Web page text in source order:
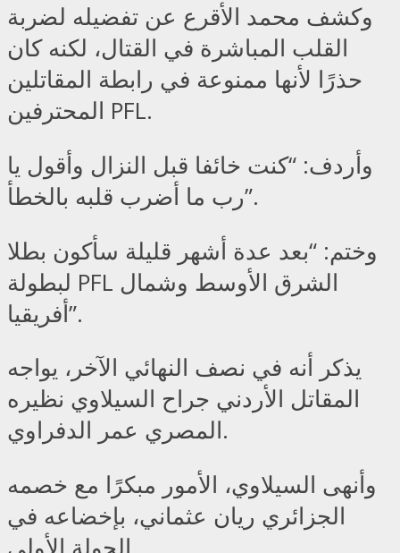
وكشف محمد الأقرع عن تفضيله لضربة
القلب المباشرة في القتال، لكنه كان
حذرًا لأنها ممنوعة في رابطة المقاتلين
المحترفين PFL.
وأردف: “كنت خائفا قبل النزال وأقول يا
رب ما أضرب قلبه بالخطأ”.
وختم: “بعد عدة أشهر قليلة سأكون بطلا
لبطولة PFL الشرق الأوسط وشمال
أفريقيا”.
يذكر أنه في نصف النهائي الآخر، يواجه
المقاتل الأردني جراح السيلاوي نظيره
المصري عمر الدفراوي.
وأنهى السيلاوي، الأمور مبكرًا مع خصمه
الجزائري ريان عثماني، بإخضاعه في